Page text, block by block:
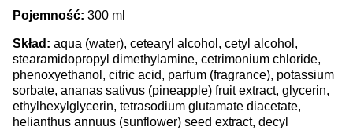
Pojemność: 300 ml
Skład: aqua (water), cetearyl alcohol, cetyl alcohol,
stearamidopropyl dimethylamine, cetrimonium chloride,
phenoxyethanol, citric acid, parfum (fragrance), potassium
sorbate, ananas sativus (pineapple) fruit extract, glycerin,
ethylhexylglycerin, tetrasodium glutamate diacetate,
helianthus annuus (sunflower) seed extract, decyl